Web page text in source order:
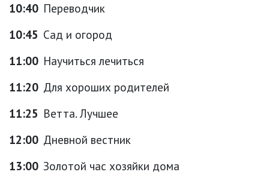
10:40 Переводчик
10:45 Сад и огород
11:00 Научиться лечиться
11:20 Для хороших родителей
11:25 Ветта. Лучшее
12:00 Дневной вестник
13:00 Золотой час хозяйки дома